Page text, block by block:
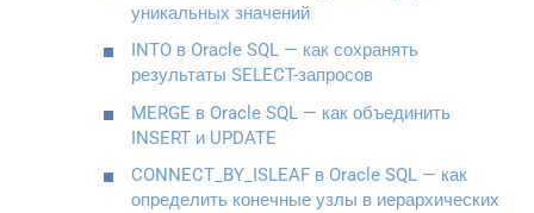
уникальных значений
INTO в Oracle SQL — как сохранять
результаты SELECT-запросов
MERGE в Oracle SQL — как объединить
INSERT и UPDATE
CONNECT_BY_ISLEAF в Oracle SQL — как
определить конечные узлы в иерархических